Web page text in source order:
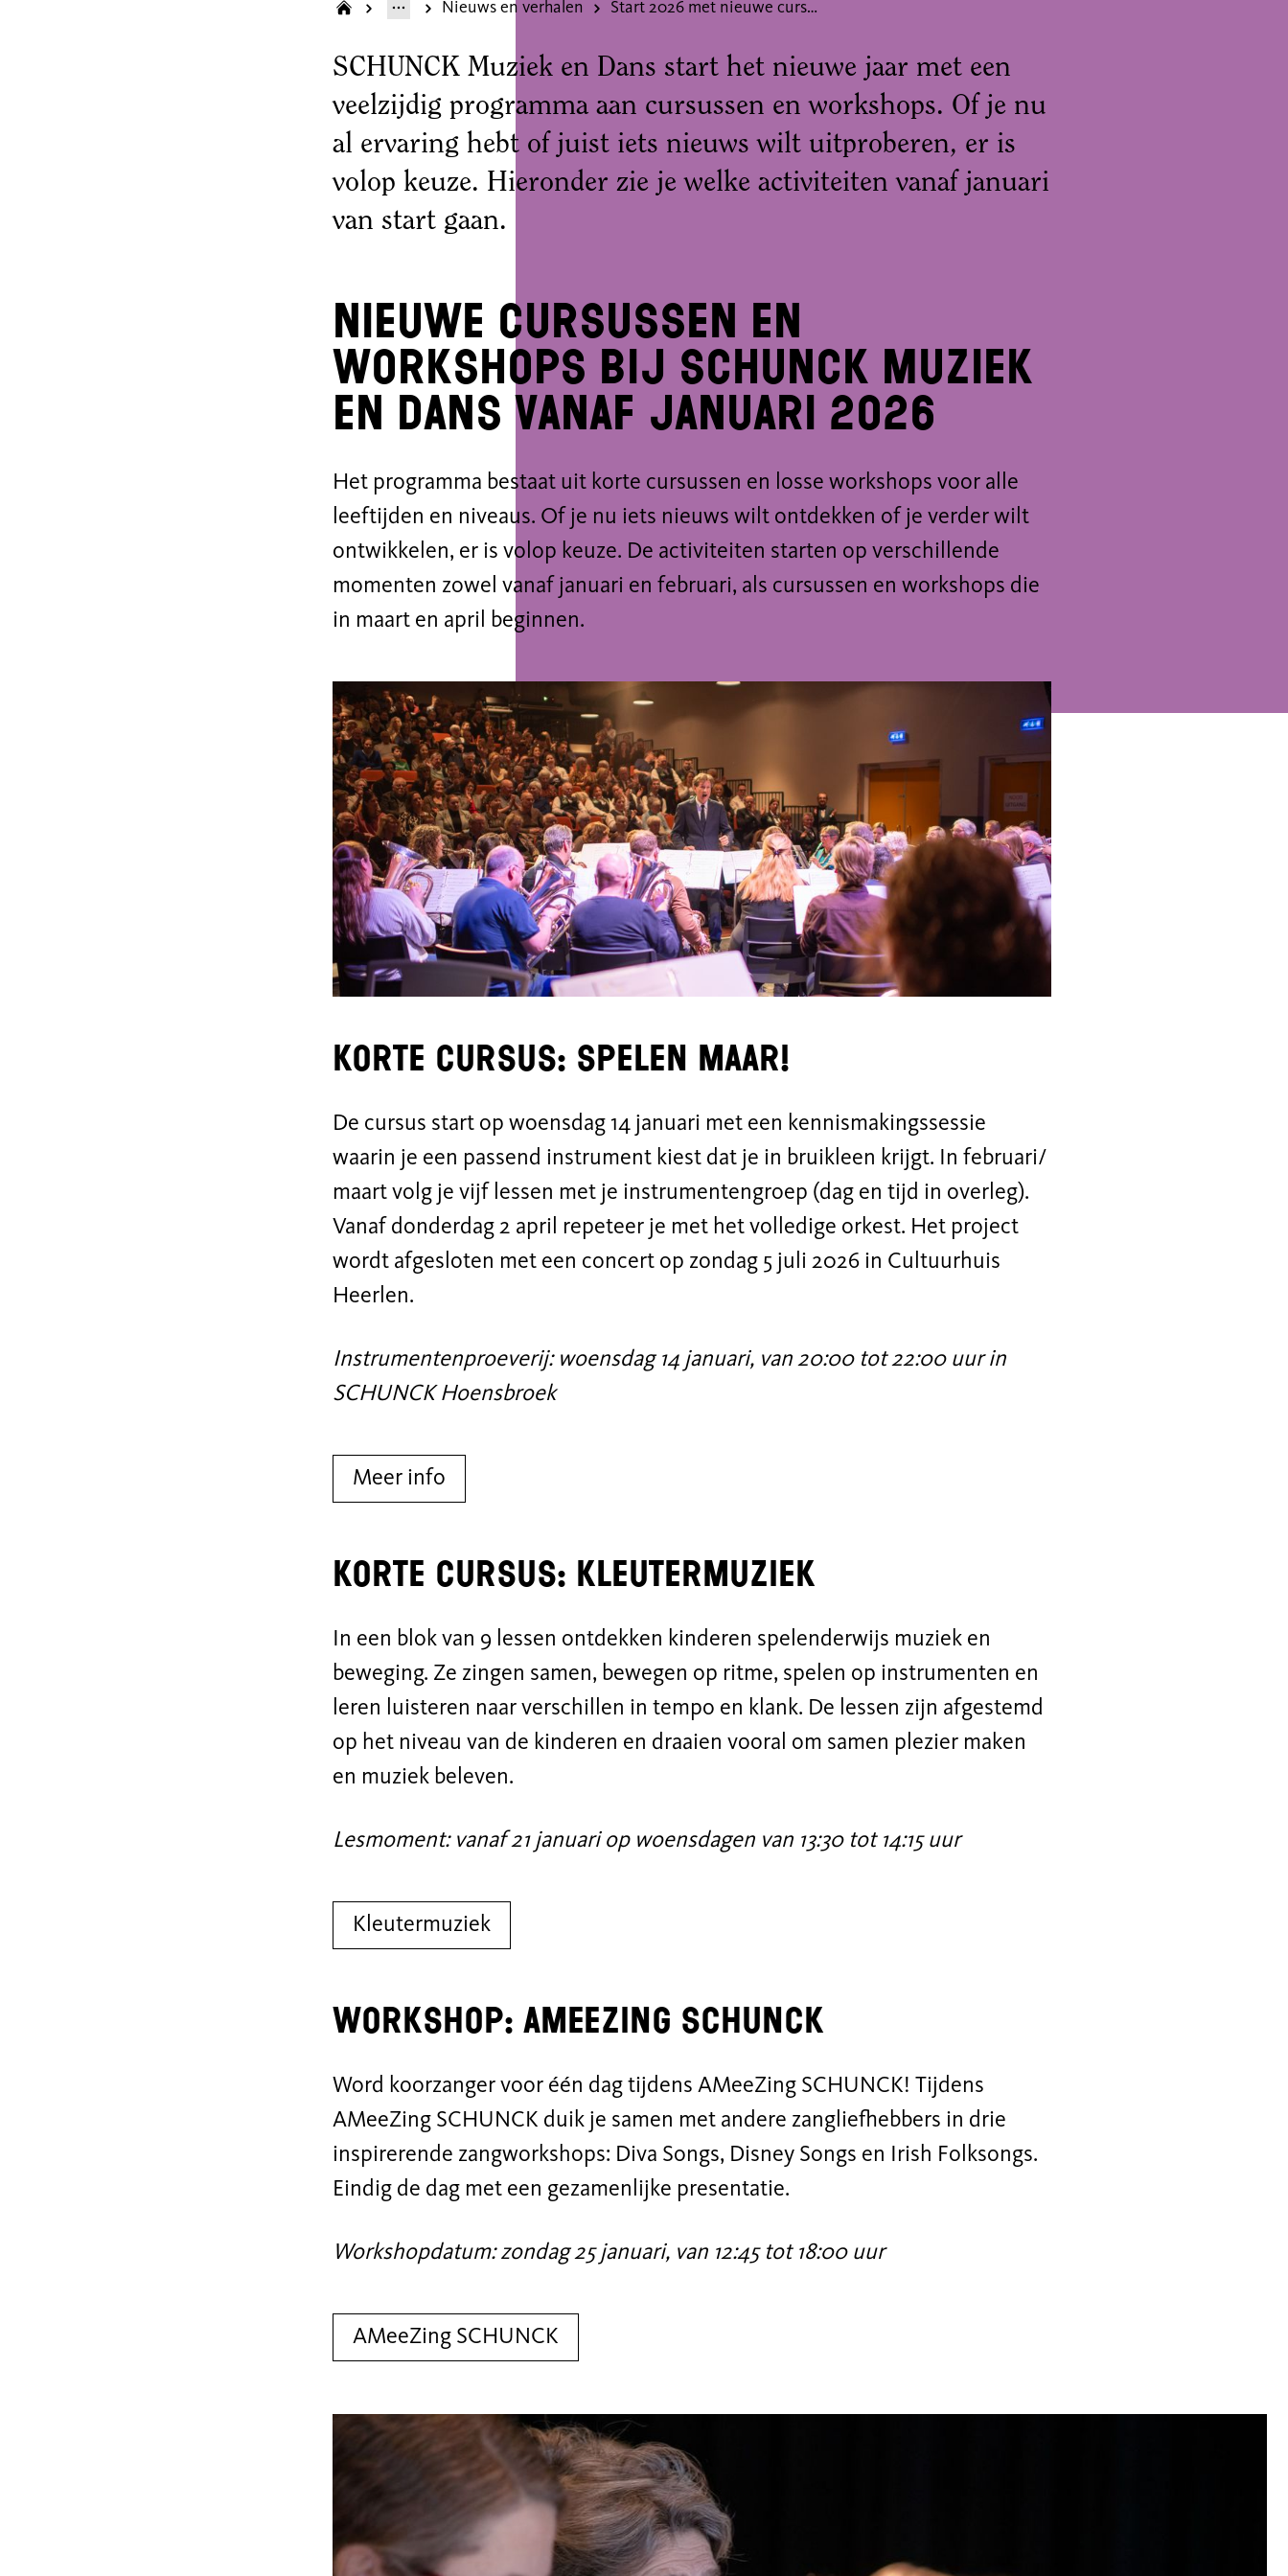
Nieuws en verhalen Start 2026 met nieuwe cursussen en workshops bij SCHUNCK
SCHUNCK Muziek en Dans start het nieuwe jaar met een
veelzijdig programma aan cursussen en workshops. Of je nu
al ervaring hebt of juist iets nieuws wilt uitproberen, er is
volop keuze. Hieronder zie je welke activiteiten vanaf januari
van start gaan.
Nieuwe cursussen en
workshops bij SCHUNCK Muziek
en Dans vanaf januari 2026
Het programma bestaat uit korte cursussen en losse workshops voor alle
leeftijden en niveaus. Of je nu iets nieuws wilt ontdekken of je verder wilt
ontwikkelen, er is volop keuze. De activiteiten starten op verschillende
momenten zowel vanaf januari en februari, als cursussen en workshops die
in maart en april beginnen.
Korte Cursus: Spelen maar!
De cursus start op woensdag 14 januari met een kennismakingssessie
waarin je een passend instrument kiest dat je in bruikleen krijgt. In februari/
maart volg je vijf lessen met je instrumentengroep (dag en tijd in overleg).
Vanaf donderdag 2 april repeteer je met het volledige orkest. Het project
wordt afgesloten met een concert op zondag 5 juli 2026 in Cultuurhuis
Heerlen.
Instrumentenproeverij: woensdag 14 januari, van 20:00 tot 22:00 uur in
SCHUNCK Hoensbroek
Meer info
Korte Cursus: Kleutermuziek
In een blok van 9 lessen ontdekken kinderen spelenderwijs muziek en
beweging. Ze zingen samen, bewegen op ritme, spelen op instrumenten en
leren luisteren naar verschillen in tempo en klank. De lessen zijn afgestemd
op het niveau van de kinderen en draaien vooral om samen plezier maken
en muziek beleven.
Lesmoment: vanaf 21 januari op woensdagen van 13:30 tot 14:15 uur
Kleutermuziek
Workshop: AMeeZing SCHUNCK
Word koorzanger voor één dag tijdens AMeeZing SCHUNCK! Tijdens
AMeeZing SCHUNCK duik je samen met andere zangliefhebbers in drie
inspirerende zangworkshops: Diva Songs, Disney Songs en Irish Folksongs.
Eindig de dag met een gezamenlijke presentatie.
Workshopdatum: zondag 25 januari, van 12:45 tot 18:00 uur
AMeeZing SCHUNCK